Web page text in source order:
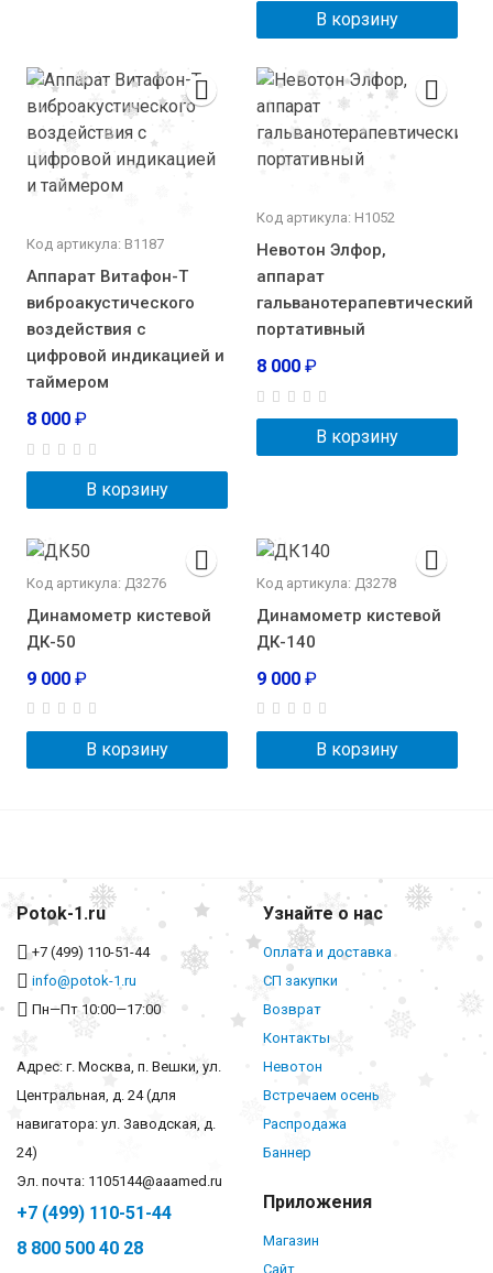
В корзину
Код артикула: В1187
Аппарат Витафон-Т
виброакустического
воздействия с
цифровой индикацией и
таймером
8 000 ₽
В корзину
Код артикула: Н1052
Невотон Элфор,
аппарат
гальванотерапевтический
портативный
8 000 ₽
В корзину
Код артикула: Д3276
Динамометр кистевой
ДК-50
9 000 ₽
В корзину
Код артикула: Д3278
Динамометр кистевой
ДК-140
9 000 ₽
В корзину
Potok-1.ru
+7 (499) 110-51-44
info@potok-1.ru
Пн—Пт 10:00—17:00
Адрес: г. Москва, п. Вешки, ул.
Центральная, д. 24 (для
навигатора: ул. Заводская, д.
24)
Эл. почта: 1105144@aaamed.ru
+7 (499) 110-51-44
8 800 500 40 28
Узнайте о нас
Оплата и доставка
СП закупки
Возврат
Контакты
Невотон
Встречаем осень
Распродажа
Баннер
Приложения
Магазин
Сайт